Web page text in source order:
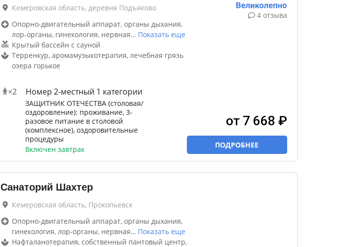
Кемеровская область, деревня Подъяково
Опорно-двигательный аппарат, органы дыхания,
лор-органы, гинекология, нервная… Показать еще
Крытый бассейн с сауной
Терренкур, аромамузыкотерапия, лечебная грязь
озера горькое
×2 Номер 2-местный 1 категории
ЗАЩИТНИК ОТЕЧЕСТВА (столовая/
оздоровление): проживание, 3-
разовое питание в столовой
(комплексное), оздоровительные
процедуры
Включен завтрак
4 отзыва
от 7 668 ₽
ПОДРОБНЕЕ
Санаторий Шахтер
Кемеровская область, Прокопьевск
Опорно-двигательный аппарат, органы дыхания,
гинекология, лор-органы, нервная… Показать еще
Нафталанотерапия, собственный пантовый центр,